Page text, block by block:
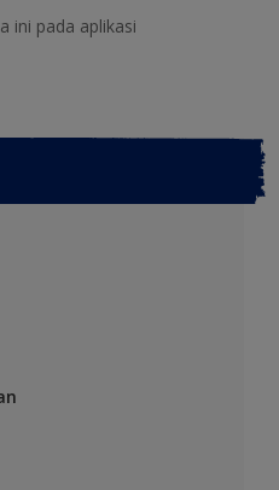
ini pada aplikasi